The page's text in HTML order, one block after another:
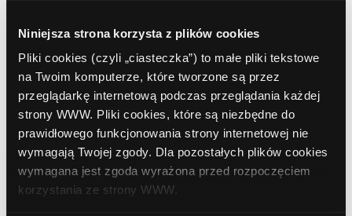
Niniejsza strona korzysta z plików cookies
Pliki cookies (czyli „ciasteczka”) to małe pliki tekstowe
na Twoim komputerze, które tworzone są przez
przeglądarkę internetową podczas przeglądania każdej
strony WWW. Pliki cookies, które są niezbędne do
prawidłowego funkcjonowania strony internetowej nie
wymagają Twojej zgody. Dla pozostałych plików cookies
wymagana jest zgoda wyrażona przed rozpoczęciem
korzystania ze strony WWW.
grudzień 2019
październik 2019
lipiec 2019
czerwiec 2019
maj 2019
kwiecień 2019